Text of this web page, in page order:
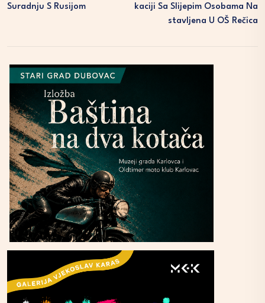
Suradnju S Rusijom
Kaciji Sa Slijepim Osobama Na
Stavljena U OŠ Rečica